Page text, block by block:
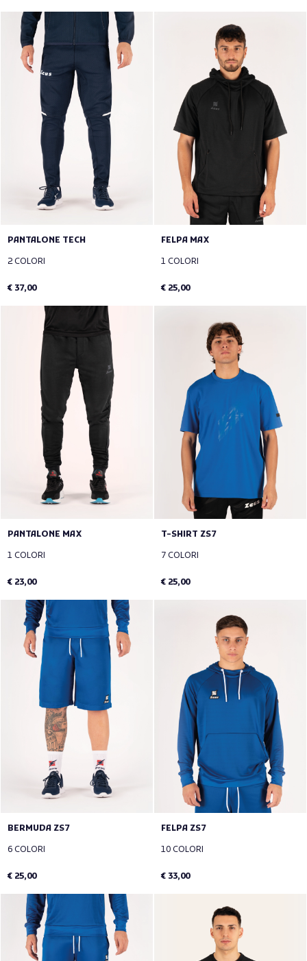
PANTALONE TECH
2 COLORI
€ 37,00
FELPA MAX
1 COLORI
€ 25,00
PANTALONE MAX
1 COLORI
€ 23,00
T-SHIRT ZS7
7 COLORI
€ 25,00
BERMUDA ZS7
6 COLORI
€ 25,00
FELPA ZS7
10 COLORI
€ 33,00